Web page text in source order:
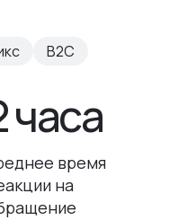
B2C
часа
время
на